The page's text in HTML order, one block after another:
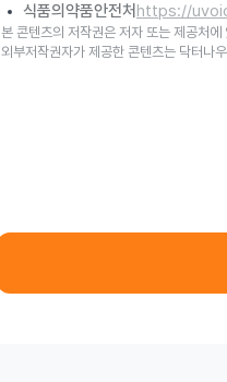
식품의약품안전처 https://
본 콘텐츠의 저작권은 저자 또는 제공처
외부저작권자가 제공한 콘텐츠는 닥터나